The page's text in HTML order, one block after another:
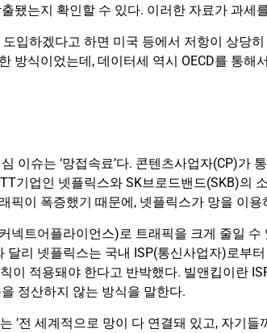
됐는지 확인할 수 있다. 이러한 자료가 과세
입하겠다고 하면 미국 등에서 저항이 상당
방식이었는데, 데이터세 역시 OECD를 통해
이슈는 ‘망접속료’다. 콘텐츠사업자(CP)가
기업인 넷플릭스와 SK브로드밴드(SKB)의
픽이 폭증했기 때문에, 넷플릭스가 망을 이
넥트어플라이언스)로 트래픽을 크게 줄일
달리 넷플릭스는 국내 ISP(통신사업자)로부
이 적용돼야 한다고 반박했다. 빌앤킵이란
정산하지 않는 방식을 말한다.
‘전 세계적으로 망이 다 연결돼 있고, 자기